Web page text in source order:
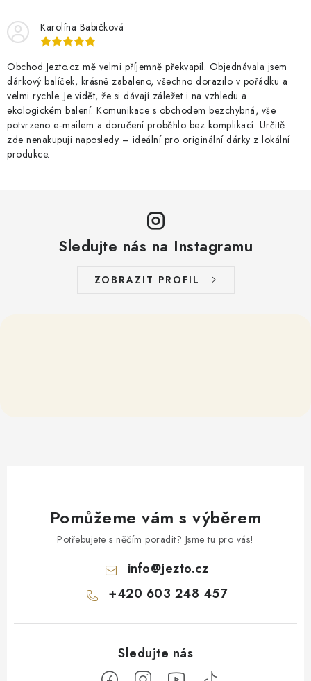
Karolína Babičková
Obchod Jezto.cz mě velmi příjemně překvapil. Objednávala jsem
dárkový balíček, krásně zabaleno, všechno dorazilo v pořádku a
velmi rychle. Je vidět, že si dávají záležet i na vzhledu a
ekologickém balení. Komunikace s obchodem bezchybná, vše
potvrzeno e‑mailem a doručení proběhlo bez komplikací. Určitě
zde nenakupuji naposledy – ideální pro originální dárky z lokální
produkce.
Sledujte nás na Instagramu
ZOBRAZIT PROFIL
Pomůžeme vám s výběrem
Potřebujete s něčím poradit? Jsme tu pro vás!
info@jezto.cz
+420 603 248 457